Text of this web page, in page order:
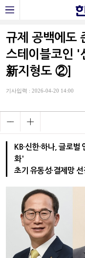
규제 공백에도
스테이블코인 '
新지형도 ②]
기사입력 : 2026-04-20 14:00
KB·신한·하나, 글로벌
화'
초기 유동성·결제망